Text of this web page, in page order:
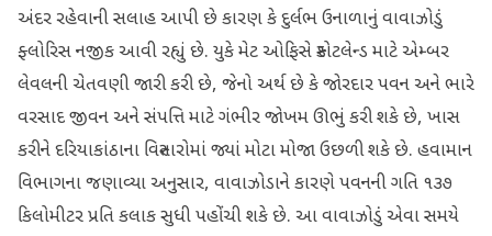
અંદર રહેવાની સલાહ આપી છે કારણ કે દુર્લભ ઉનાળાનું વાવાઝોડું
ફ્લોરિસ નજીક આવી રહ્યું છે. યુકે મેટ ઓફિસે સ્કોટલેન્ડ માટે એમ્બર
લેવલની ચેતવણી જારી કરી છે, જેનો અર્થ છે કે જોરદાર પવન અને ભારે
વરસાદ જીવન અને સંપત્તિ માટે ગંભીર જોખમ ઊભું કરી શકે છે, ખાસ
કરીને દરિયાકાંઠાના વિસ્તારોમાં જ્યાં મોટા મોજા ઉછળી શકે છે. હવામાન
વિભાગના જણાવ્યા અનુસાર, વાવાઝોડાને કારણે પવનની ગતિ ૧૩૭
કિલોમીટર પ્રતિ કલાક સુધી પહોંચી શકે છે. આ વાવાઝોડું એવા સમયે